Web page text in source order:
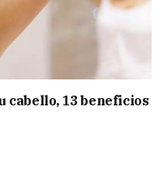
cabello, 13 beneficios